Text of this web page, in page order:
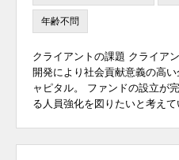
年齢不問
クライアントの課題 クライア
開発により社会貢献意義の高
ャピタル。 ファンドの設立が
る人員強化を図りたいと考え